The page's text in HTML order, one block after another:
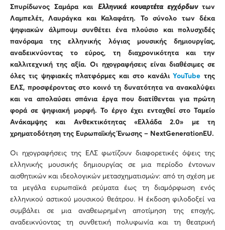
Σπυρίδωνος Σαμάρα και Ελληνικά κουαρτέτα εγχόρδων των
Λαμπελέτ, Λαυράγκα και Καλαφάτη. Το σύνολο των δέκα
ψηφιακών άλμπουμ συνθέτει ένα πλούσιο και πολυσχιδές
πανόραμα της ελληνικής λόγιας μουσικής δημιουργίας,
αναδεικνύοντας το εύρος, τη διαχρονικότητα και την
καλλιτεχνική της αξία. Οι ηχογραφήσεις είναι διαθέσιμες σε
όλες τις ψηφιακές πλατφόρμες και στο κανάλι YouTube της
ΕΛΣ, προσφέροντας στο κοινό τη δυνατότητα να ανακαλύψει
και να απολαύσει σπάνια έργα που διατίθενται για πρώτη
φορά σε ψηφιακή μορφή. Το έργο έχει ενταχθεί στο Ταμείο
Ανάκαμψης και Ανθεκτικότητας «Ελλάδα 2.0» με τη
χρηματοδότηση της Ευρωπαϊκής Ένωσης – NextGenerationEU.
Οι ηχογραφήσεις της ΕΛΣ φωτίζουν διαφορετικές όψεις της
ελληνικής μουσικής δημιουργίας σε μια περίοδο έντονων
αισθητικών και ιδεολογικών μετασχηματισμών: από τη σχέση με
τα μεγάλα ευρωπαϊκά ρεύματα έως τη διαμόρφωση ενός
ελληνικού αστικού μουσικού θεάτρου. Η έκδοση φιλοδοξεί να
συμβάλει σε μια αναθεωρημένη αποτίμηση της εποχής,
αναδεικνύοντας τη συνθετική πολυφωνία και τη θεατρική